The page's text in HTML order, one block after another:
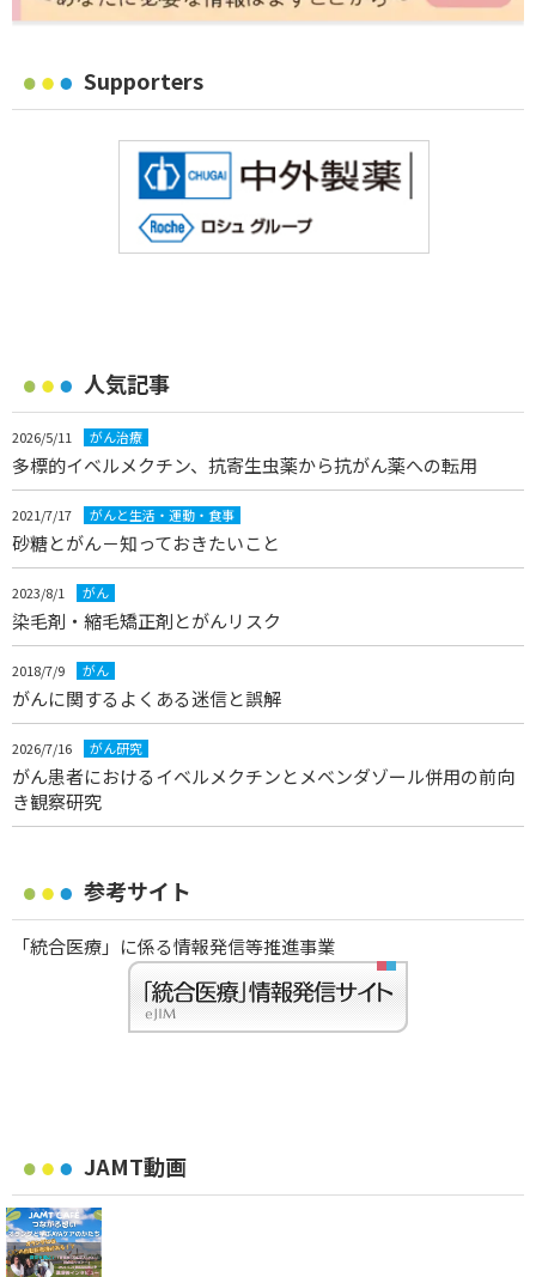
Supporters
人気記事
2026/5/11 がん治療
多標的イベルメクチン、抗寄生虫薬から抗がん薬への転用
2021/7/17 がんと生活・運動・食事
砂糖とがん－知っておきたいこと
2023/8/1 がん
染毛剤・縮毛矯正剤とがんリスク
2018/7/9 がん
がんに関するよくある迷信と誤解
2026/7/16 がん研究
がん患者におけるイベルメクチンとメベンダゾール併用の前向
き観察研究
参考サイト
「統合医療」に係る情報発信等推進事業
JAMT動画